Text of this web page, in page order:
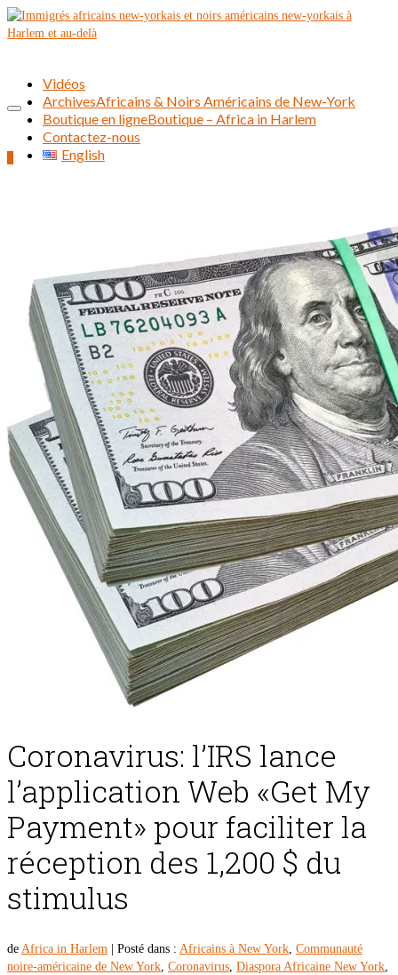
Vidéos
ArchivesAfricains & Noirs Américains de New-York
Boutique en ligneBoutique – Africa in Harlem
Contactez-nous
English
Coronavirus: l’IRS lance
l’application Web «Get My
Payment» pour faciliter la
réception des 1,200 $ du
stimulus
de Africa in Harlem Posté dans : Africains à New York, Communauté
noire-américaine de New York, Coronavirus, Diaspora Africaine New York,